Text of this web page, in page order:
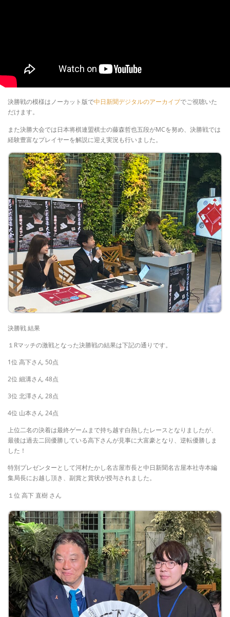
決勝戦の模様はノーカット版で中日新聞デジタルのアーカイブでご視聴いた
だけます。
また決勝大会では日本将棋連盟棋士の藤森哲也五段がMCを努め、決勝戦では
経験豊富なプレイヤーを解説に迎え実況も行いました。
決勝戦 結果
１Rマッチの激戦となった決勝戦の結果は下記の通りです。
1位 高下さん 50点
2位 細溝さん 48点
3位 北澤さん 28点
4位 山本さん 24点
上位二名の決着は最終ゲームまで持ち越す白熱したレースとなりましたが、
最後は過去二回優勝している高下さんが見事に大富豪となり、逆転優勝しま
した！
特別プレゼンターとして河村たかし名古屋市長と中日新聞名古屋本社寺本編
集局長にお越し頂き、副賞と賞状が授与されました。
１位 高下 直樹 さん